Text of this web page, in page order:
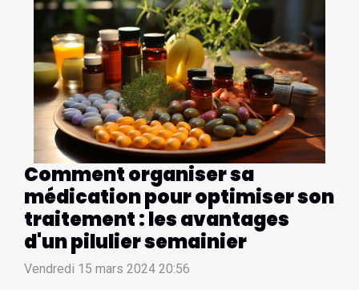
Comment organiser sa
médication pour optimiser son
traitement : les avantages
d'un pilulier semainier
Vendredi 15 mars 2024 20:56